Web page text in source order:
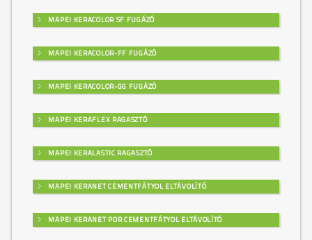
MAPEI KERACOLOR SF FUGÁZÓ
MAPEI KERACOLOR-FF FUGÁZÓ
MAPEI KERACOLOR-GG FUGÁZÓ
MAPEI KERAFLEX RAGASZTÓ
MAPEI KERALASTIC RAGASZTÓ
MAPEI KERANET CEMENTFÁTYOL ELTÁVOLÍTÓ
MAPEI KERANET POR CEMENTFÁTYOL ELTÁVOLÍTÓ